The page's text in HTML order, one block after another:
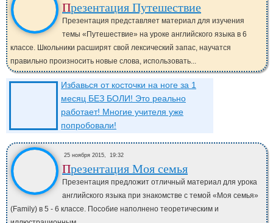
Презентация Путешествие
Презентация представляет материал для изучения
темы «Путешествие» на уроке английского языка в 6
классе. Школьники расширят свой лексический запас, научатся
правильно произносить новые слова, использовать...
Избавься от косточки на ноге за 1
месяц БЕЗ БОЛИ! Это реально
работает! Многие учителя уже
попробовали!
25 ноября 2015, 19:32
Презентация Моя семья
Презентация предложит отличный материал для урока
английского языка при знакомстве с темой «Моя семья»
(Family) в 5 - 6 классе. Пособие наполнено теоретическим и